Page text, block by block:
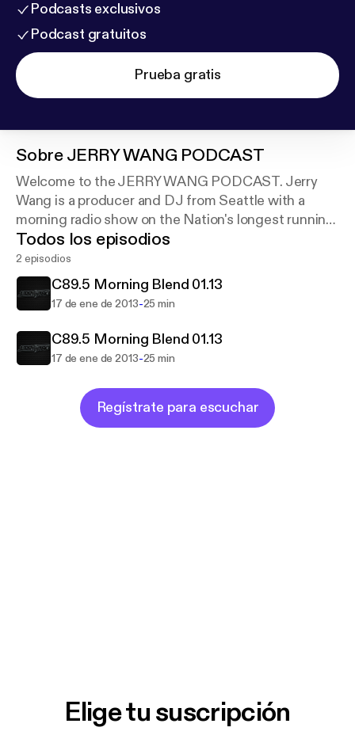
Podcasts exclusivos
Podcast gratuitos
Prueba gratis
SobreJERRY WANG PODCAST
Welcome to the JERRY WANG PODCAST. Jerry
Wang is a producer and DJ from Seattle with a
morning radio show on the Nation's longest running
dance music radio station C89.5 (KNHC).
www.thejerrywang.com
@thejerrywang
Todos los episodios
2 episodios
C89.5 Morning Blend 01.13
17 de ene de 2013-25 min
C89.5 Morning Blend 01.13
17 de ene de 2013-25 min
Regístrate para escuchar
Elige tu suscripción